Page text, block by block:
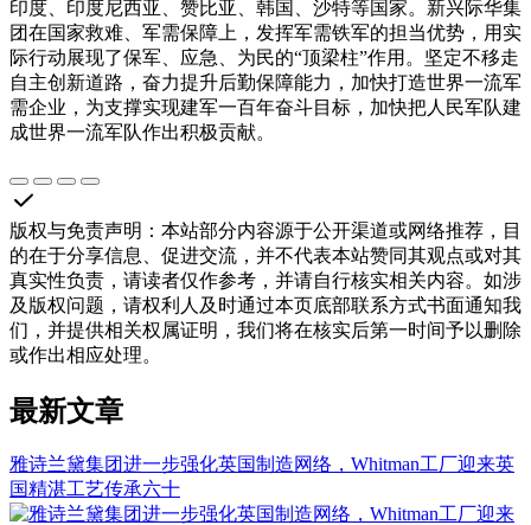
印度、印度尼西亚、赞比亚、韩国、沙特等国家。新兴际华集
团在国家救难、军需保障上，发挥军需铁军的担当优势，用实
际行动展现了保军、应急、为民的“顶梁柱”作用。坚定不移走
自主创新道路，奋力提升后勤保障能力，加快打造世界一流军
需企业，为支撑实现建军一百年奋斗目标，加快把人民军队建
成世界一流军队作出积极贡献。
版权与免责声明 ： 本站部分内容源于公开渠道或网络推荐，目
的在于分享信息、促进交流，并不代表本站赞同其观点或对其
真实性负责，请读者仅作参考，并请自行核实相关内容。如涉
及版权问题，请权利人及时通过本页底部联系方式书面通知我
们，并提供相关权属证明，我们将在核实后第一时间予以删除
或作出相应处理。
最新文章
雅诗兰黛集团进一步强化英国制造网络，Whitman工厂迎来英
国精湛工艺传承六十